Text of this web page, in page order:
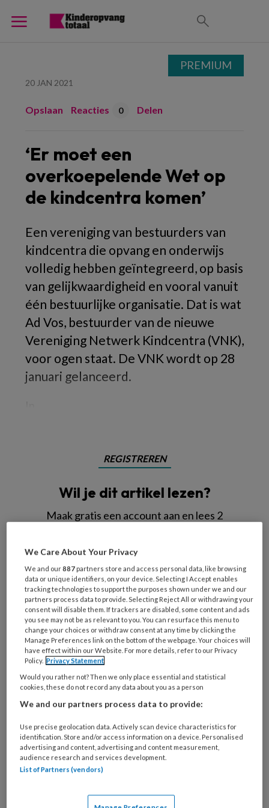
20 JAN 2021
Opslaan Reacties 0 Delen
‘Er moet een
overkoepelende Wet op
de kindcentra komen’
Een vereniging van bestuurders van
kindcentra die opvang en onderwijs
volledig hebben geïntegreerd, op basis
van gelijkwaardigheid en vooral vanuit
één bestuurlijke organisatie. Dat is wat
Ad Vos, bestuurder van de nieuwe
Vereniging Netwerk Kindcentra (VNK),
voor ogen staat. De VNK wordt op 28
januari gelanceerd.
REGISTREREN
Wil je dit artikel lezen?
Maak gratis een account aan en lees 2
Al een account of abonnement?
Wat
is
je
e-
mailadres?
* *
Kies
je
wachtwoord*
Kies
je
Bij
welke
organisatie
Ontvang 2x per week de
PREMIUM
We Care About Your Privacy
We and our887 partners store and access personal data, like browsing
data or unique identifiers, on your device. Selecting I Accept enables
tracking technologies to support the purposes shown under we and our
partners process data to provide. Selecting Reject All or withdrawing your
consent will disable them. If trackers are disabled, some content and ads
you see may not be as relevant to you. You can resurface this menu to
change your choices or withdraw consent at any time by clicking the
Manage Preferences link on the bottom of the webpage. Your choices will
have effect within our Website. For more details, refer to our Privacy
Policy. Privacy Statement
Would you rather not? Then we only place essential and statistical
cookies, these do not record any data about you as a person
We and our partners process data to provide:
Use precise geolocation data. Actively scan device characteristics for
identification. Store and/or access information on a device. Personalised
advertising and content, advertising and content measurement,
audience research and services development.
List of Partners (vendors)